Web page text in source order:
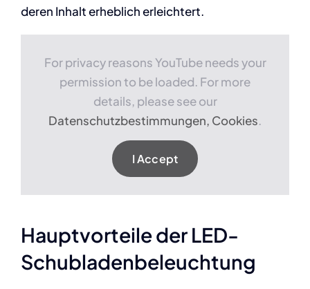
deren Inhalt erheblich erleichtert.
For privacy reasons YouTube needs your
permission to be loaded. For more
details, please see our
Datenschutzbestimmungen, Cookies.
I Accept
Hauptvorteile der LED-
Schubladenbeleuchtung